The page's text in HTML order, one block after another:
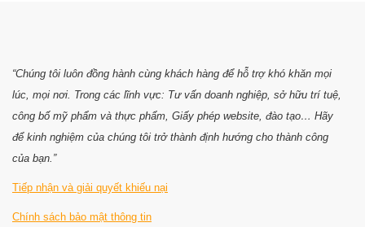
“Chúng tôi luôn đồng hành cùng khách hàng để hỗ trợ khó khăn mọi
lúc, mọi nơi. Trong các lĩnh vực: Tư vấn doanh nghiệp, sở hữu trí tuệ,
công bố mỹ phẩm và thực phẩm, Giấy phép website, đào tạo… Hãy
để kinh nghiệm của chúng tôi trở thành định hướng cho thành công
của bạn.”
Tiếp nhận và giải quyết khiếu nại
Chính sách bảo mật thông tin